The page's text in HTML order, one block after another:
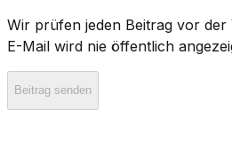
Wir prüfen jeden Beitrag vor der
E-Mail wird nie öffentlich
Beitrag senden